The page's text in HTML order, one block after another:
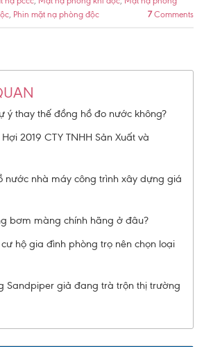
, Phin mặt nạ phòng độc 7Comments
ý thay thế đồng hồ đo nước không?
2019 CTY TNHH Sản Xuất và
nước nhà máy công trình xây dựng giá
bơm màng chính hãng ở đâu?
hộ gia đình phòng trọ nên chọn loại
Sandpiper giả đang trà trộn thị trường